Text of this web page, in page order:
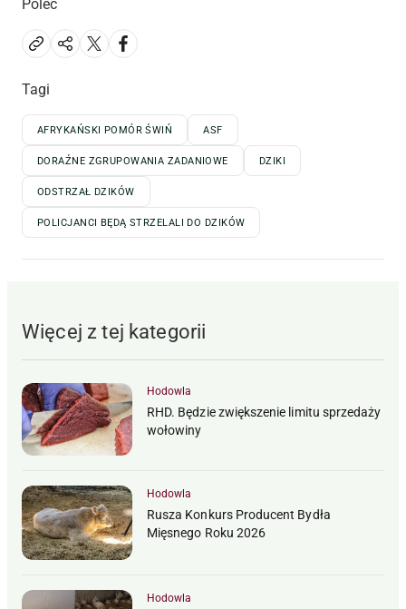
Poleć
Tagi
AFRYKAŃSKI POMÓR ŚWIŃ ASF
DORAŹNE ZGRUPOWANIA ZADANIOWE DZIKI
ODSTRZAŁ DZIKÓW
POLICJANCI BĘDĄ STRZELALI DO DZIKÓW
Więcej z tej kategorii
Hodowla
RHD. Będzie zwiększenie limitu sprzedaży
wołowiny
Hodowla
Rusza Konkurs Producent Bydła
Mięsnego Roku 2026
Hodowla